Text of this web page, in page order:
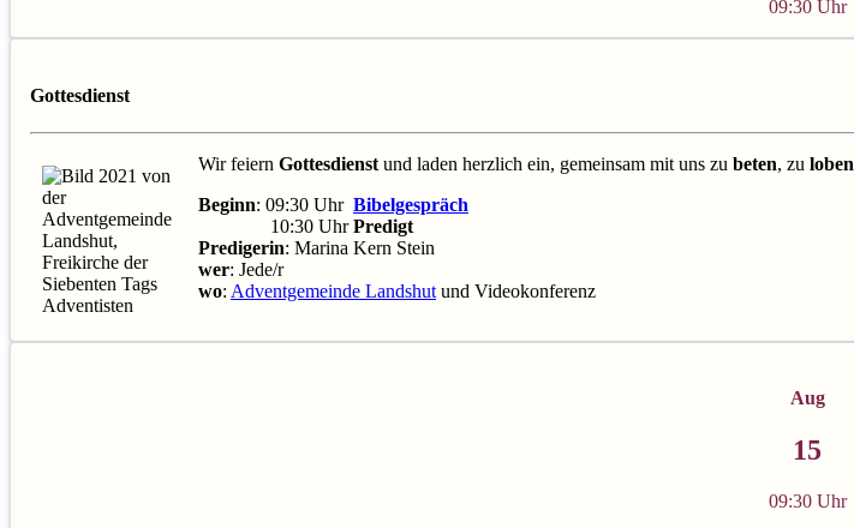
09:30 Uhr
Gottesdienst
Wir feiern Gottesdienst und laden herzlich ein, gemeinsam mit uns zu beten, zu loben
Beginn: 09:30 Uhr Bibelgespräch
10:30 UhrPredigt
Predigerin: Marina Kern Stein
wer: Jede/r
wo: Adventgemeinde Landshut und Videokonferenz
Aug
15
09:30 Uhr